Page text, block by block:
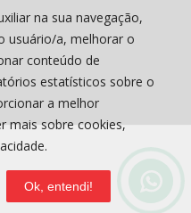
na sua navegação,
usuário/a, melhorar o
conteúdo de
estatísticos sobre o
a melhor
mais sobre cookies,
Ok, entendi!